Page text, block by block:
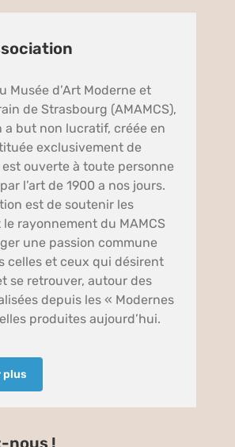
Musée d’Art Moderne et
de Strasbourg (AMAMCS),
a but non lucratif, créée en
exclusivement de
est ouverte à toute personne
l’art de 1900 a nos jours.
est de soutenir les
rayonnement du MAMCS
une passion commune
celles et ceux qui désirent
se retrouver, autour des
depuis les « Modernes
produites aujourd’hui.
plus
nous !